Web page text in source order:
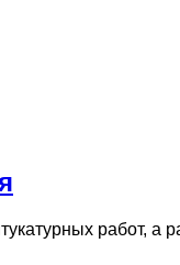
работ, а